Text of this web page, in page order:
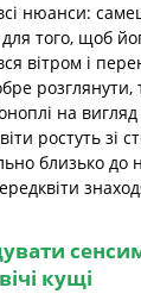
нюанси:
того, щоб
вітром і
розглянути,
на вигляд
ростуть зі
близько до
кущі